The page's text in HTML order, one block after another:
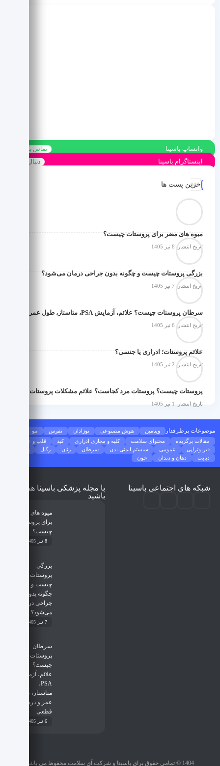
واتساپ باسینا تماس بگیرید
اینستاگرام باسینا دنبال کنید
آخرین پست ها
میوه های مضر برای پروستات چیست؟
تاریخ انتشار: 8 تیر 1405
بزرگی پروستات چیست و چگونه بدون جراحی درمان می‌شود؟
تاریخ انتشار: 7 تیر 1405
تاریخ انتشار: 6 تیر 1405
علائم پروستات؛ ادراری یا جنسی؟
تاریخ انتشار: 2 تیر 1405
تاریخ انتشار: 1 تیر 1405
موضوعات پرطرفدار ویتامین هوش مصنوعی نوزادان نقرس
مو
مقالات برگزیده
محتوای سلامت کلیه و مجاری ادراری کبد
قلب و عروق
فیزیوتراپی
عمومی سیستم ایمنی بدن سرطان زنان زگیل
ریه
دیابت
دهان و دندان خون
شبکه های اجتماعی باسینا
با مجله پزشکی باسینا همراه
باشید
میوه های مضر
برای پروستات
چیست؟
8 تیر 1405
بزرگی
پروستات
چیست و
چگونه بدون
جراحی درمان
می‌شود؟
7 تیر 1405
سرطان
پروستات
چیست؟
علائم، آزمایش
PSA،
متاستاز، طول
عمر و درمان
قطعی
6 تیر 1405
1404 © تمامی حقوق برای باسینا و شرکت آی سلامت محفوظ می باشد